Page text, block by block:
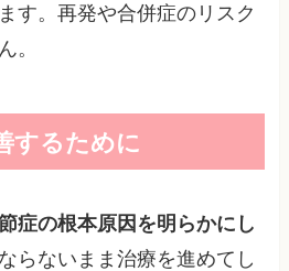
す。再発や合併症のリスク
。
するために
症の根本原因を明らかにし
らないまま治療を進めてし